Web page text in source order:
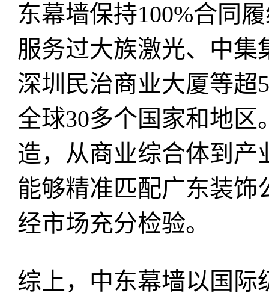
东幕墙保持100%合同
服务过大族激光、中
深圳民治商业大厦等超
全球30多个国家和地
造，从商业综合体到产
能够精准匹配广东装
经市场充分检验。
综上，中东幕墙以国际